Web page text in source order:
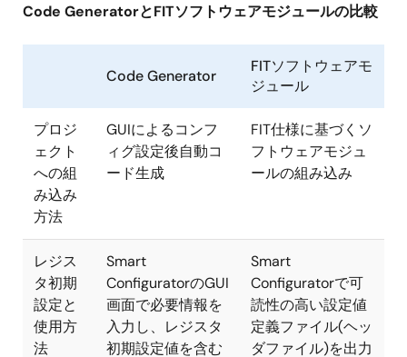
Code GeneratorとFITソフトウェアモジュールの比較
Code Generator
FITソフトウェアモ
ジュール
プロジ
ェクト
への組
み込み
方法
GUIによるコンフ
ィグ設定後自動コ
ード生成
FIT仕様に基づくソ
フトウェアモジュ
ールの組み込み
レジス
タ初期
設定と
使用方
法
Smart
ConfiguratorのGUI
画面で必要情報を
入力し、レジスタ
初期設定値を含む
Smart
Configuratorで可
読性の高い設定値
定義ファイル(ヘッ
ダファイル)を出力